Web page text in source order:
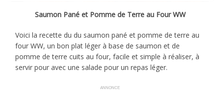
Saumon Pané et Pomme de Terre au Four WW
Voici la recette du du saumon pané et pomme de terre au
four WW, un bon plat léger à base de saumon et de
pomme de terre cuits au four, facile et simple à réaliser, à
servir pour avec une salade pour un repas léger.
ANNONCE